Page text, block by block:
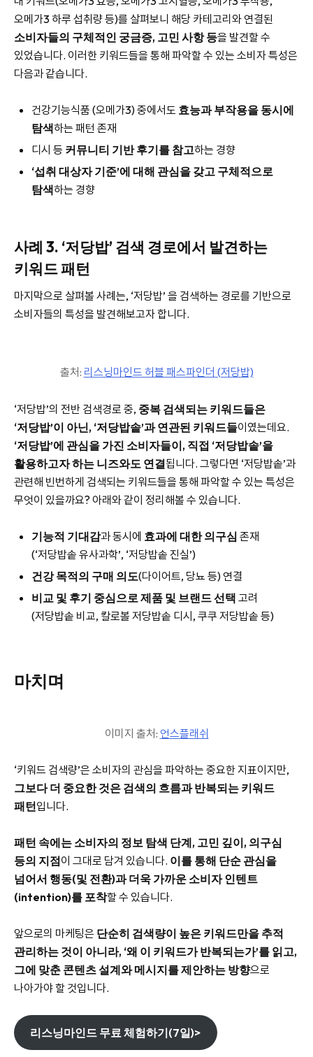
오메가3 하루 섭취량 등)를 살펴보니 해당 카테고리와 연결된
소비자들의 구체적인 궁금증, 고민 사항 등을 발견할 수
있었습니다. 이러한 키워드들을 통해 파악할 수 있는 소비자 특성은
다음과 같습니다.
건강기능식품 (오메가3) 중에서도 효능과 부작용을 동시에
탐색하는 패턴 존재
디시 등 커뮤니티 기반 후기를 참고하는 경향
‘섭취 대상자 기준’에 대해 관심을 갖고 구체적으로
탐색하는 경향
사례 3. ‘저당밥’ 검색 경로에서 발견하는
키워드 패턴
마지막으로 살펴볼 사례는, ‘저당밥’ 을 검색하는 경로를 기반으로
소비자들의 특성을 발견해보고자 합니다.
출처: 리스닝마인드 허블 패스파인더 (저당밥)
‘저당밥’의 전반 검색경로 중, 중복 검색되는 키워드들은
‘저당밥’이 아닌, ‘저당밥솥’과 연관된 키워드들이였는데요.
‘저당밥’에 관심을 가진 소비자들이, 직접 ‘저당밥솥’을
활용하고자 하는 니즈와도 연결됩니다. 그렇다면 ‘저당밥솥’과
관련해 빈번하게 검색되는 키워드들을 통해 파악할 수 있는 특성은
무엇이 있을까요? 아래와 같이 정리해볼 수 있습니다.
기능적 기대감과 동시에 효과에 대한 의구심 존재
(‘저당밥솥 유사과학’, ‘저당밥솥 진실’)
건강 목적의 구매 의도(다이어트, 당뇨 등) 연결
비교 및 후기 중심으로 제품 및 브랜드 선택 고려
(저당밥솥 비교, 칼로볼 저당밥솥 디시, 쿠쿠 저당밥솥 등)
마치며
이미지 출처: 언스플래쉬
‘키워드 검색량’은 소비자의 관심을 파악하는 중요한 지표이지만,
그보다 더 중요한 것은 검색의 흐름과 반복되는 키워드
패턴입니다.
패턴 속에는 소비자의 정보 탐색 단계, 고민 깊이, 의구심
등의 지점이 그대로 담겨 있습니다. 이를 통해 단순 관심을
넘어서 행동(및 전환)과 더욱 가까운 소비자 인텐트
(intention)를 포착할 수 있습니다.
앞으로의 마케팅은 단순히 검색량이 높은 키워드만을 추적
관리하는 것이 아니라, ‘왜 이 키워드가 반복되는가’를 읽고,
그에 맞춘 콘텐츠 설계와 메시지를 제안하는 방향으로
나아가야 할 것입니다.
리스닝마인드 무료 체험하기(7일)>